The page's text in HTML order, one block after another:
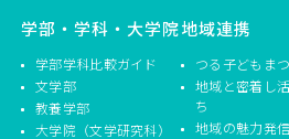
学部・学科・大学院
学部学科比較ガイド
文学部
教養学部
大学院（文学研究科）
地域連携
つる子どもま
地域と密着し
ち
地域の魅力発